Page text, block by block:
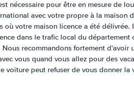
nécessaire pour être en mesure de
avec votre propre à la maison
où votre maison licence a été délivrée.
dans le trafic local du département
recommandons fortement d'avoir
vous quand vous allez pour des
voiture peut refuser de vous donner la